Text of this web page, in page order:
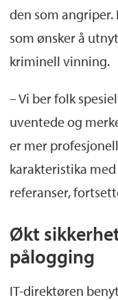
den som
som ønsker å
kriminell vinning.
– Vi ber folk
uventede og
er mer
karakteristika
referanser,
Økt
pålogging
IT-direktøren